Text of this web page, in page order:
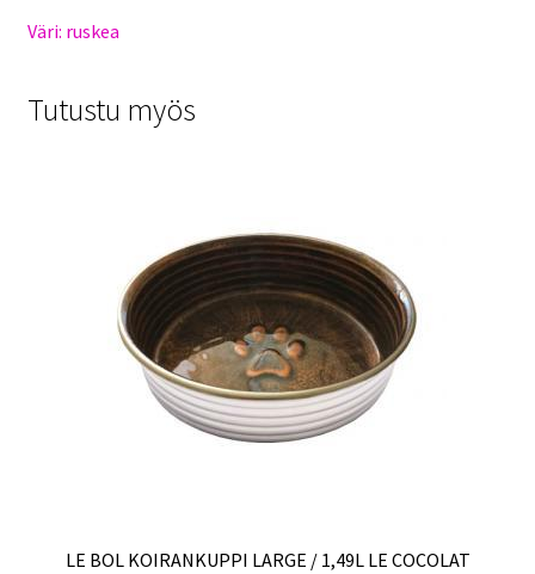
Väri: ruskea
Tutustu myös
LE BOL KOIRANKUPPI LARGE / 1,49L LE COCOLAT